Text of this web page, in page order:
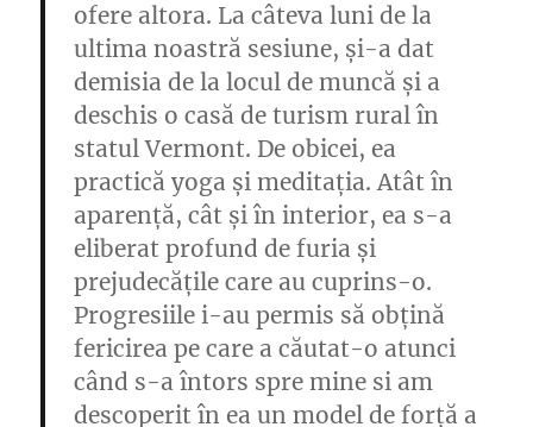
ofere altora. La câteva luni de la
ultima noastră sesiune, și-a dat
demisia de la locul de muncă și a
deschis o casă de turism rural în
statul Vermont. De obicei, ea
practică yoga și meditația. Atât în
aparență, cât și în interior, ea s-a
eliberat profund de furia și
prejudecățile care au cuprins-o.
Progresiile i-au permis să obțină
fericirea pe care a căutat-o atunci
când s-a întors spre mine si am
descoperit în ea un model de forță a